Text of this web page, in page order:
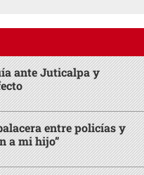
ante Juticalpa y
entre policías y
a mi hijo”